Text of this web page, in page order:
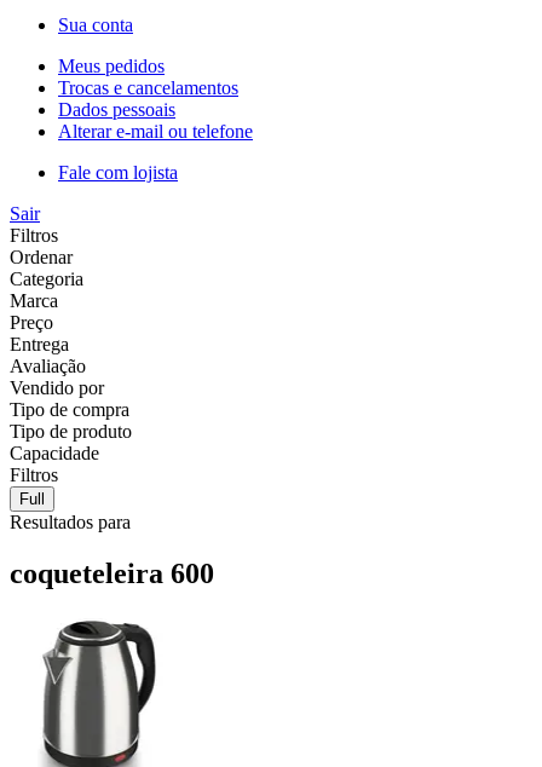
Sua conta
Meus pedidos
Trocas e cancelamentos
Dados pessoais
Alterar e-mail ou telefone
Fale com lojista
Sair
Filtros
Ordenar
Categoria
Marca
Preço
Entrega
Avaliação
Vendido por
Tipo de compra
Tipo de produto
Capacidade
Filtros
Full
Resultados para
coqueteleira 600